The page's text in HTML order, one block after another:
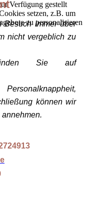
Besuch immer über
nicht vergeblich zu
Sie auf
können wir
Verfügung gestellt
setzen, z.B. um
zu personalisieren